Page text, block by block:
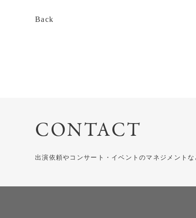
Back
CONTACT
出演依頼やコンサート・イベントのマネジメント